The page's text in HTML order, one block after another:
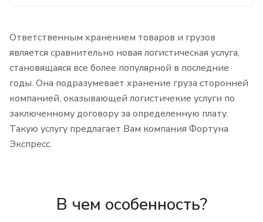
Ответственным хранением товаров и грузов
является сравнительно новая логистическая услуга,
становящаяся все более популярной в последние
годы. Она подразумевает хранение груза сторонней
компанией, оказывающей логистичекие услуги по
заключенному договору за определенную плату.
Такую услугу предлагает Вам компания Фортуна
Экспресс.
В чем особенность?